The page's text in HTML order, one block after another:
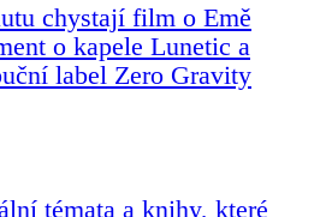
chystají film o Emě
o kapele Lunetic a
label Zero Gravity
témata a knihy, které